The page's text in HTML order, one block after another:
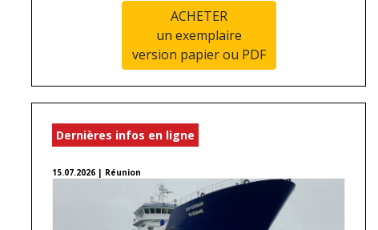
ACHETER
un exemplaire
version papier ou PDF
Dernières infos en ligne
15.07.2026 | Réunion